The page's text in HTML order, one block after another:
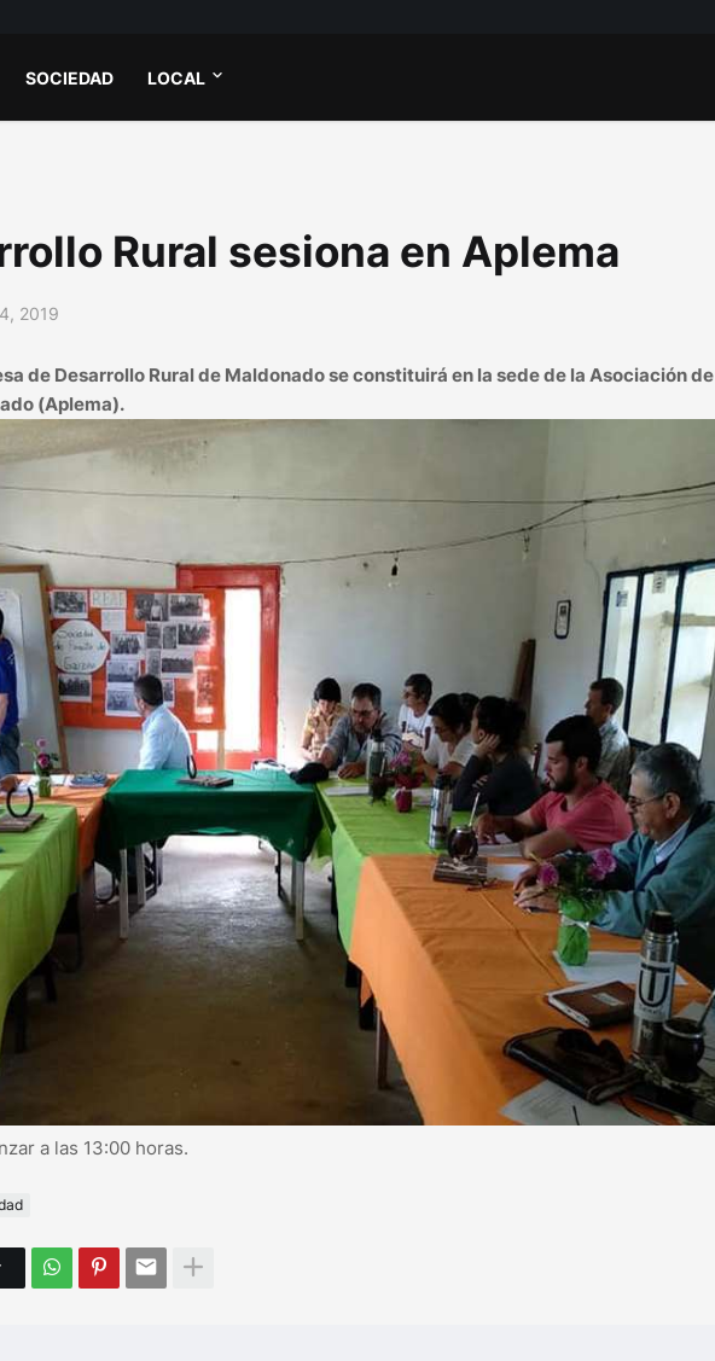
SOCIEDAD LOCAL
Rural sesiona en Aplema
2019
de Desarrollo Rural de Maldonado se constituirá en la sede de la Asociación de
(Aplema).
a las 13:00 horas.